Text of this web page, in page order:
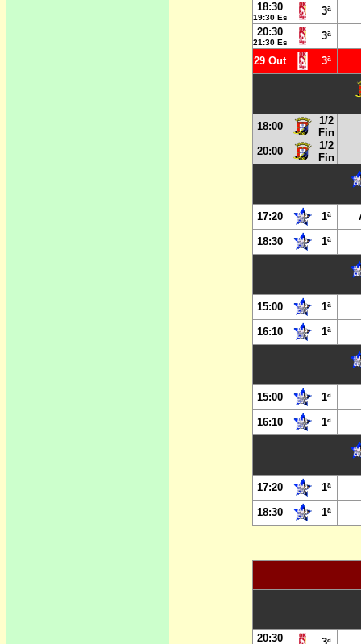
18:30
19:30 Es
3ª
20:30
21:30 Es
3ª
29 Out 3ª
18:00
1/2
Fin
20:00
1/2
Fin
17:20 1ª
18:30 1ª
15:00 1ª
16:10 1ª
15:00 1ª
16:10 1ª
17:20 1ª
18:30 1ª
20:30